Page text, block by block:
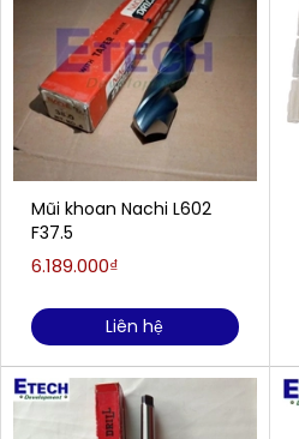
Mũi khoan Nachi L602
F37.5
6.189.000₫
Liên hệ